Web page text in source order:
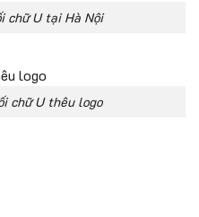
chữ U tại Hà Nội
chữ U thêu logo